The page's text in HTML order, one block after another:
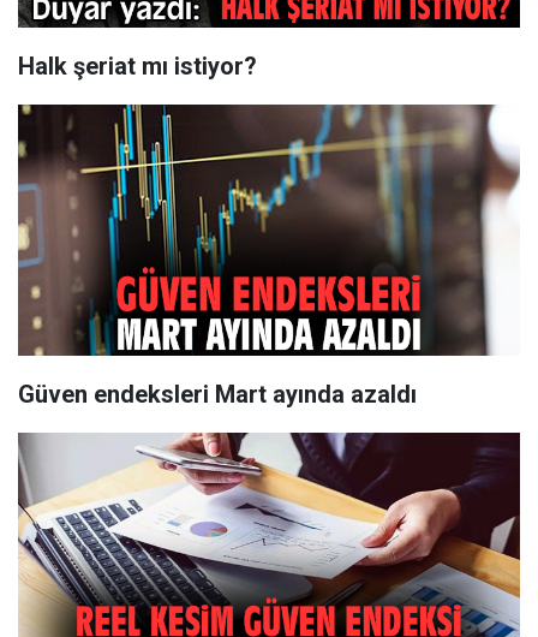
Halk şeriat mı istiyor?
Güven endeksleri Mart ayında azaldı